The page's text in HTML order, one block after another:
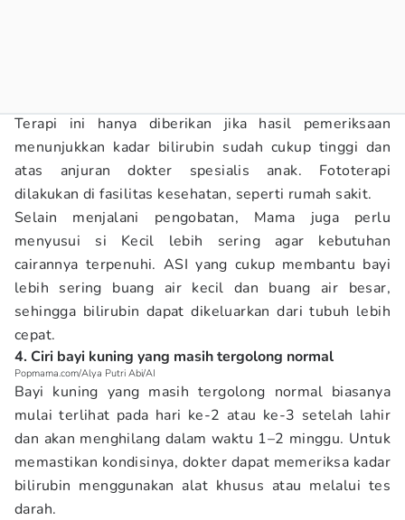
Terapi ini hanya diberikan jika hasil pemeriksaan
menunjukkan kadar bilirubin sudah cukup tinggi dan
atas anjuran dokter spesialis anak. Fototerapi
dilakukan di fasilitas kesehatan, seperti rumah sakit.
Selain menjalani pengobatan, Mama juga perlu
menyusui si Kecil lebih sering agar kebutuhan
cairannya terpenuhi. ASI yang cukup membantu bayi
lebih sering buang air kecil dan buang air besar,
sehingga bilirubin dapat dikeluarkan dari tubuh lebih
cepat.
4. Ciri bayi kuning yang masih tergolong normal
Popmama.com/Alya Putri Abi/AI
Bayi kuning yang masih tergolong normal biasanya
mulai terlihat pada hari ke-2 atau ke-3 setelah lahir
dan akan menghilang dalam waktu 1–2 minggu. Untuk
memastikan kondisinya, dokter dapat memeriksa kadar
bilirubin menggunakan alat khusus atau melalui tes
darah.